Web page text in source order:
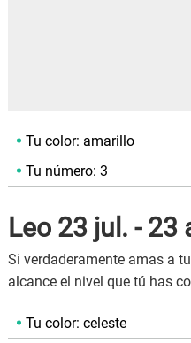
Tu color: amarillo
Tu número: 3
Leo 23 jul. - 23
Si verdaderamente amas a
alcance el nivel que tú has
Tu color: celeste